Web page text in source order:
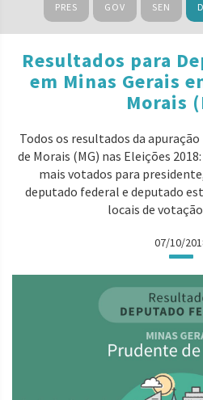
PRES GOV SEN
Resultados para
em Minas Gerais
Morais
Todos os resultados da
de Morais (MG) nas Eleições
mais votados para
deputado federal e deputado
locais de
07/10/